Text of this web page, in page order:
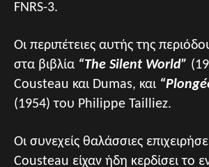
FNRS-3.
Οι περιπέτειες αυτής της
στα βιβλία“The Silent World”
Cousteau και Dumas, και
(1954) του Philippe Tailliez.
Οι συνεχείς θαλάσσιες
Cousteau είχαν ήδη κερδίσει το